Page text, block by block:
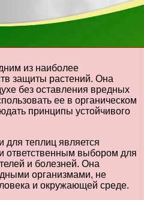
из наиболее
защиты растений. Она
без оставления вредных
ее в органическом
принципы устойчивого
теплиц является
ответственным выбором для
и болезней. Она
организмами, не
и окружающей среде.